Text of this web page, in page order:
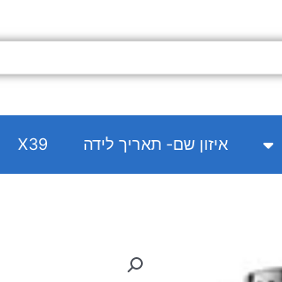
איזון שם- תאריך לידה X39